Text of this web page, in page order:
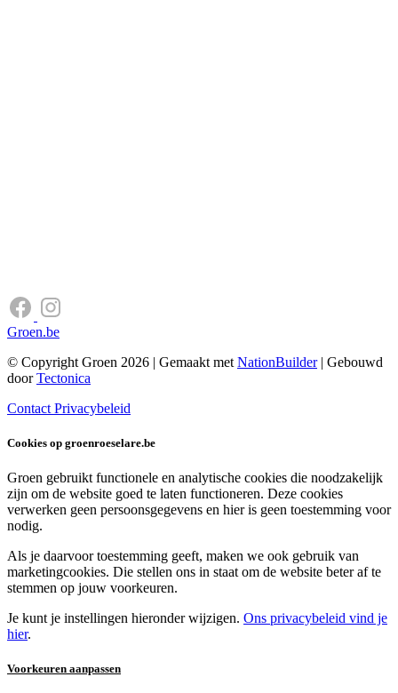
Groen.be
© Copyright Groen 2026 | Gemaakt met NationBuilder| Gebouwd
doorTectonica
Contact Privacybeleid
Cookies op groenroeselare.be
Groen gebruikt functionele en analytische cookies die noodzakelijk
zijn om de website goed te laten functioneren. Deze cookies
verwerken geen persoonsgegevens en hier is geen toestemming voor
nodig.
Als je daarvoor toestemming geeft, maken we ook gebruik van
marketingcookies. Die stellen ons in staat om de website beter af te
stemmen op jouw voorkeuren.
Je kunt je instellingen hieronder wijzigen. Ons privacybeleid vind je
hier.
Voorkeuren aanpassen